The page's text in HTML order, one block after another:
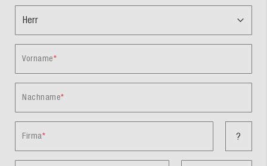
Vorname
Nachname
Firma ?